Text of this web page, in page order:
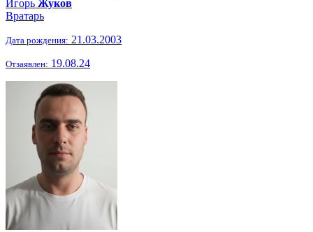
Игорь Жуков
Вратарь
Дата рождения: 21.03.2003
Отзаявлен: 19.08.24